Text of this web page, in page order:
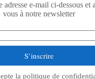
adresse e-mail ci-dessous et
vous à notre newsletter
S’inscrire
la politique de